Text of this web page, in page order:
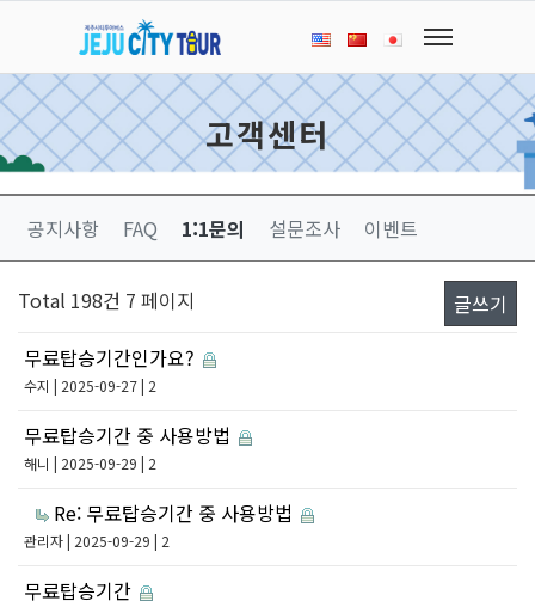
고객센터
공지사항 FAQ 1:1문의 설문조사 이벤트
Total 198건 7 페이지
글쓰기
무료탑승기간인가요?
수지 | 2025-09-27 | 2
무료탑승기간 중 사용방법
해니 | 2025-09-29 | 2
Re: 무료탑승기간 중 사용방법
관리자| 2025-09-29 | 2
무료탑승기간